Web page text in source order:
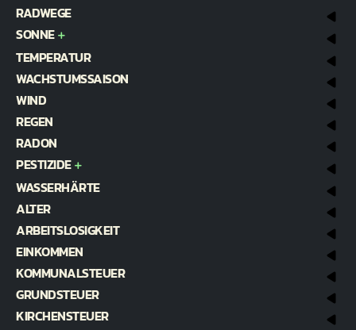
RADWEGE
SONNE
TEMPERATUR
WACHSTUMSSAISON
WIND
REGEN
RADON
PESTIZIDE
WASSERHÄRTE
ALTER
ARBEITSLOSIGKEIT
EINKOMMEN
KOMMUNALSTEUER
GRUNDSTEUER
KIRCHENSTEUER